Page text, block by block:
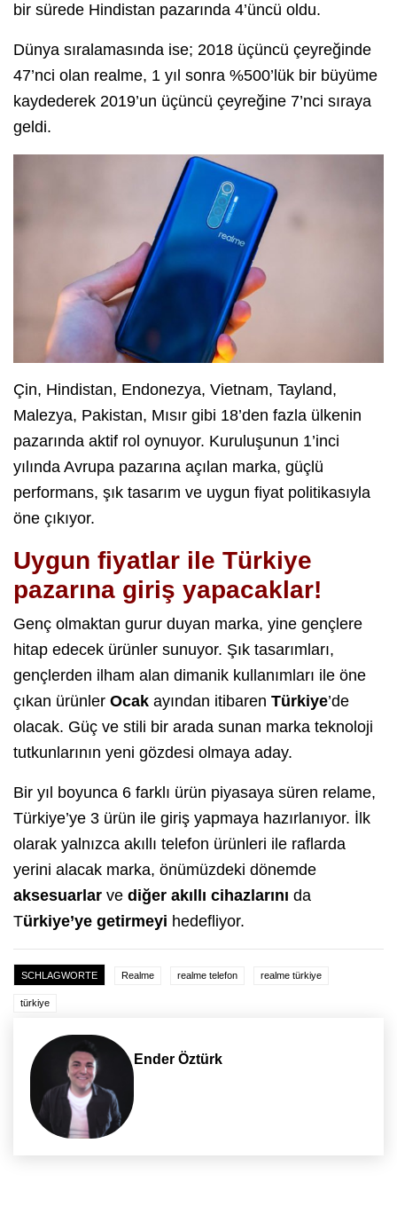
bir sürede Hindistan pazarında 4’üncü oldu.
Dünya sıralamasında ise; 2018 üçüncü çeyreğinde
47’nci olan realme, 1 yıl sonra %500’lük bir büyüme
kaydederek 2019’un üçüncü çeyreğine 7’nci sıraya
geldi.
Çin, Hindistan, Endonezya, Vietnam, Tayland,
Malezya, Pakistan, Mısır gibi 18’den fazla ülkenin
pazarında aktif rol oynuyor. Kuruluşunun 1’inci
yılında Avrupa pazarına açılan marka, güçlü
performans, şık tasarım ve uygun fiyat politikasıyla
öne çıkıyor.
Uygun fiyatlar ile Türkiye
pazarına giriş yapacaklar!
Genç olmaktan gurur duyan marka, yine gençlere
hitap edecek ürünler sunuyor. Şık tasarımları,
gençlerden ilham alan dimanik kullanımları ile öne
çıkan ürünler Ocak ayından itibaren Türkiye’de
olacak. Güç ve stili bir arada sunan marka teknoloji
tutkunlarının yeni gözdesi olmaya aday.
Bir yıl boyunca 6 farklı ürün piyasaya süren relame,
Türkiye’ye 3 ürün ile giriş yapmaya hazırlanıyor. İlk
olarak yalnızca akıllı telefon ürünleri ile raflarda
yerini alacak marka, önümüzdeki dönemde
aksesuarlar ve diğer akıllı cihazlarını da
Türkiye’ye getirmeyi hedefliyor.
SCHLAGWORTE Realme realme telefon realme türkiye
türkiye
Ender Öztürk